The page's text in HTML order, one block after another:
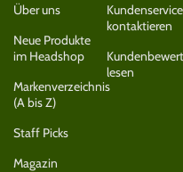
Über uns
Neue Produkte
im Headshop
Markenverzeichnis
(A bis Z)
Staff Picks
Magazin
Kundenservice
kontaktieren
lesen